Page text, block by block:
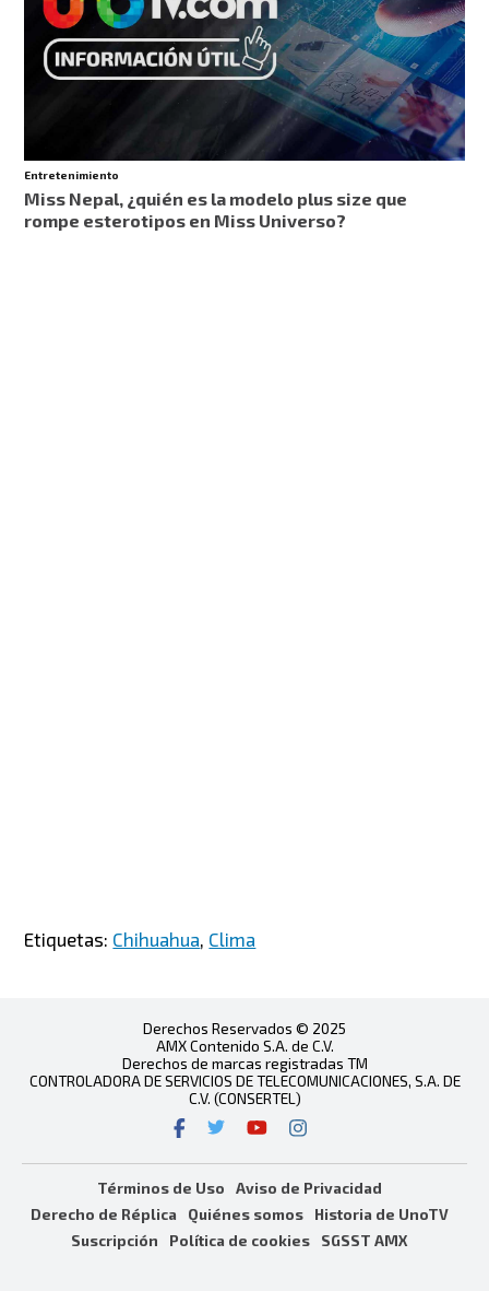
Entretenimiento
Miss Nepal, ¿quién es la modelo plus size que
rompe esterotipos en Miss Universo?
Etiquetas: Chihuahua, Clima
Derechos Reservados © 2025
AMX Contenido S.A. de C.V.
Derechos de marcas registradas TM
CONTROLADORA DE SERVICIOS DE TELECOMUNICACIONES, S.A. DE
C.V. (CONSERTEL)
Términos de Uso
Aviso de Privacidad
Derecho de Réplica
Quiénes somos
Historia de UnoTV
Suscripción
Política de cookies SGSST AMX